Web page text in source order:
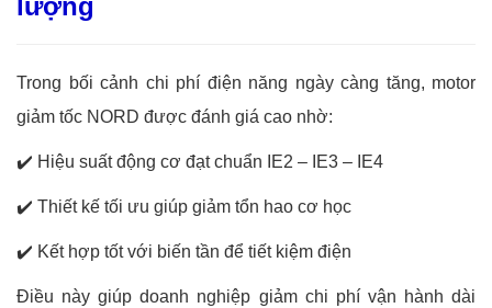
lượng
Trong bối cảnh chi phí điện năng ngày càng tăng, motor
giảm tốc NORD được đánh giá cao nhờ:
✔️ Hiệu suất động cơ đạt chuẩn IE2 – IE3 – IE4
✔️ Thiết kế tối ưu giúp giảm tổn hao cơ học
✔️ Kết hợp tốt với biến tần để tiết kiệm điện
Điều này giúp doanh nghiệp giảm chi phí vận hành dài